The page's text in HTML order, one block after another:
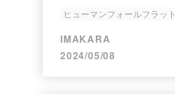
ヒューマンフォールフラット
エクストラステージ
IMAKARA
2024/05/08